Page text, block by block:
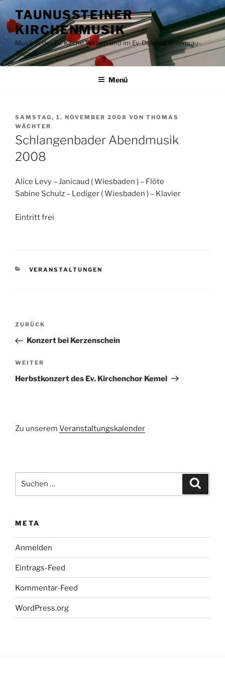
Inhalt
springen
TAUNUSSTEINER
KIRCHENMUSIK
Musik in der Ev. Kirche Wehen und im Ev. Dekanat Rheingau-
Taunus
Menü
VERÖFFENTLICHT
AM
SAMSTAG, 1. NOVEMBER 2008 VON THOMAS
WÄCHTER
Schlangenbader Abendmusik
2008
Alice Levy – Janicaud ( Wiesbaden ) – Flöte
Sabine Schulz – Lediger ( Wiesbaden ) – Klavier
Eintritt frei
KATEGORIEN
VERANSTALTUNGEN
Beitragsnavigation
Vorheriger
Beitrag
ZURÜCK
Konzert bei Kerzenschein
Nächster
Beitrag
WEITER
Herbstkonzert des Ev. Kirchenchor Kemel
Zu unserem Veranstaltungskalender
nach:
META
Anmelden
Eintrags-Feed
Kommentar-Feed
WordPress.org